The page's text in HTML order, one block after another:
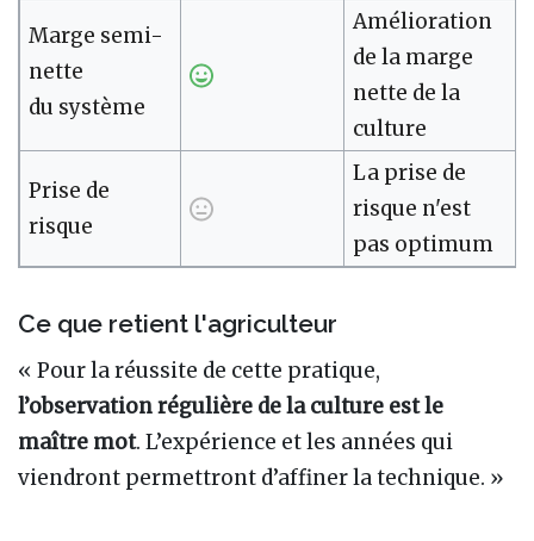
Marge semi-
nette
du système
Amélioration
de la marge
nette de la
culture
Prise de
risque
La prise de
risque n'est
pas optimum
Ce que retient l'agriculteur
« Pour la réussite de cette pratique,
l’observation régulière de la culture est le
maître mot. L’expérience et les années qui
viendront permettront d’affiner la technique. »